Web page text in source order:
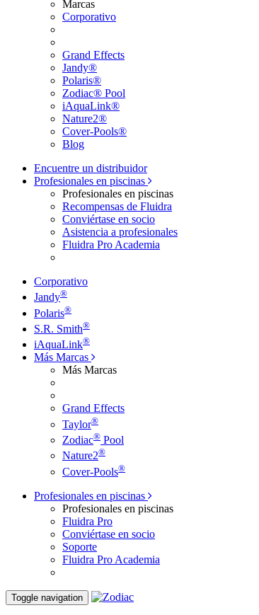
Marcas
Corporativo
Grand Effects
Jandy®
Polaris®
Zodiac® Pool
iAquaLink®
Nature2®
Cover-Pools®
Blog
Encuentre un distribuidor
Profesionales en piscinas
Profesionales en piscinas
Recompensas de Fluidra
Conviértase en socio
Asistencia a profesionales
Fluidra Pro Academia
Corporativo
Jandy®
Polaris®
S.R. Smith®
iAquaLink®
Más Marcas
Más Marcas
Grand Effects
Taylor®
Zodiac® Pool
Nature2®
Cover-Pools®
Profesionales en piscinas
Profesionales en piscinas
Fluidra Pro
Conviértase en socio
Soporte
Fluidra Pro Academia
Toggle navigation